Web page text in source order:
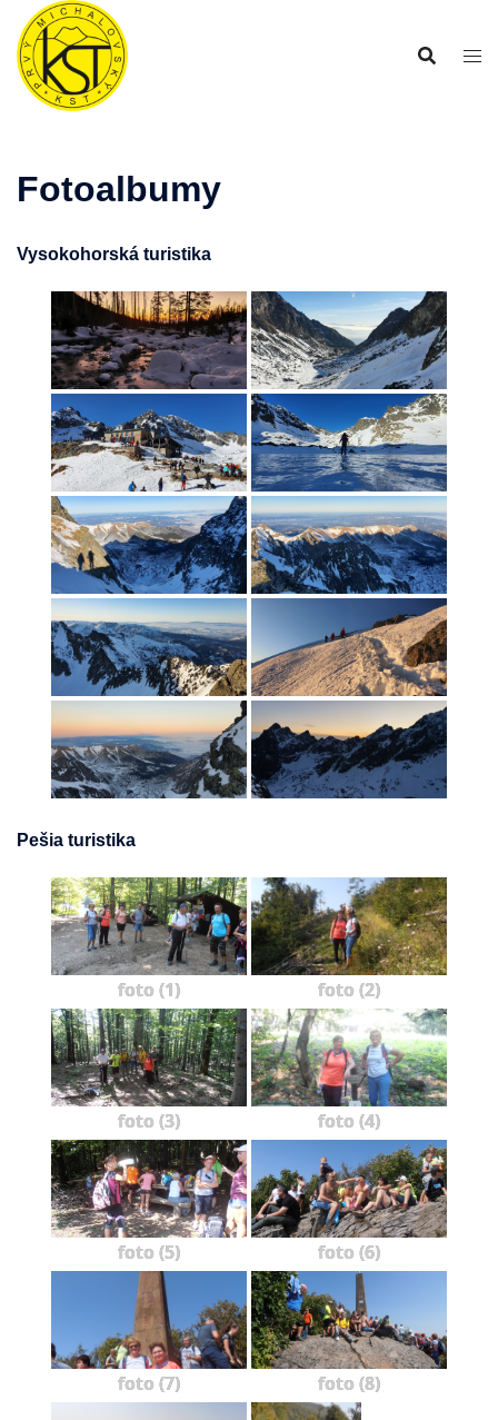
Preskočiť
obsah
Fotoalbumy
Vysokohorská turistika
Pešia turistika
foto (1) foto (2)
foto (3) foto (4)
foto (5) foto (6)
foto (7) foto (8)